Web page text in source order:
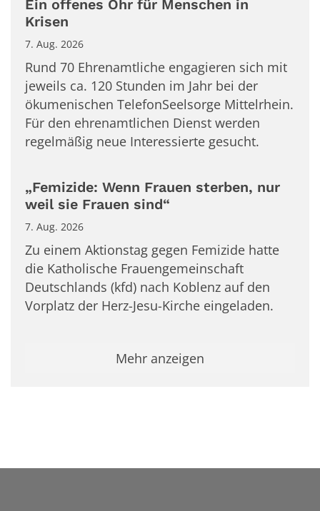
Ein offenes Ohr für Menschen in
Krisen
7. Aug. 2026
Rund 70 Ehrenamtliche engagieren sich mit
jeweils ca. 120 Stunden im Jahr bei der
ökumenischen TelefonSeelsorge Mittelrhein.
Für den ehrenamtlichen Dienst werden
regelmäßig neue Interessierte gesucht.
„Femizide: Wenn Frauen sterben, nur
weil sie Frauen sind“
7. Aug. 2026
Zu einem Aktionstag gegen Femizide hatte
die Katholische Frauengemeinschaft
Deutschlands (kfd) nach Koblenz auf den
Vorplatz der Herz-Jesu-Kirche eingeladen.
Mehr anzeigen